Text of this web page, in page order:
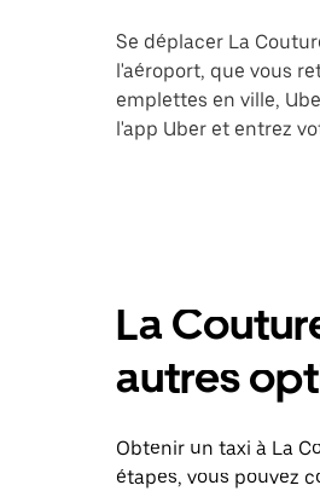
Se déplacer La
l'aéroport, que vous
emplettes en ville,
l'app Uber et entrez
La
autres
Obtenir un taxi à La
étapes, vous pouvez